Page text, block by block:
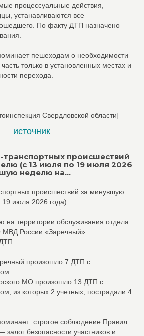
процессуальные действия,
устанавливаются все
По факту ДТП назначено
пешеходам о необходимости
только в установленных местах и
перехода.
Свердловской области]
источник
происшествий
(с 13 июля по 19 июля 2026
неделю на...
происшествий за минувшую
июля 2026 года)
территории обслуживания отдела
МВД России «Заречный»
произошло 7 ДТП с
МО произошло 13 ДТП с
из которых 2 учетных, пострадали 4
строгое соблюдение Правил
безопасности участников и